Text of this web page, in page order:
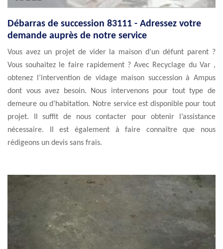
Débarras de succession 83111 - Adressez votre
demande auprès de notre service
Vous avez un projet de vider la maison d’un défunt parent ?
Vous souhaitez le faire rapidement ? Avec Recyclage du Var ,
obtenez l’intervention de vidage maison succession à Ampus
dont vous avez besoin. Nous intervenons pour tout type de
demeure ou d’habitation. Notre service est disponible pour tout
projet. Il suffit de nous contacter pour obtenir l’assistance
nécessaire. Il est également à faire connaître que nous
rédigeons un devis sans frais.